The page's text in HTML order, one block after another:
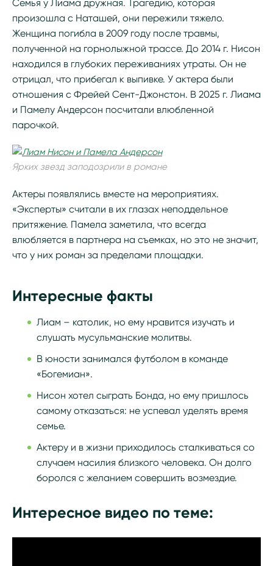
Семья у Лиама дружная. Трагедию, которая
произошла с Наташей, они пережили тяжело.
Женщина погибла в 2009 году после травмы,
полученной на горнолыжной трассе. До 2014 г. Нисон
находился в глубоких переживаниях утраты. Он не
отрицал, что прибегал к выпивке. У актера были
отношения с Фрейей Сент-Джонстон. В 2025 г. Лиама
и Памелу Андерсон посчитали влюбленной
парочкой.
Ярких звезд заподозрили в романе
Актеры появлялись вместе на мероприятиях.
«Эксперты» считали в их глазах неподдельное
притяжение. Памела заметила, что всегда
влюбляется в партнера на съемках, но это не значит,
что у них роман за пределами площадки.
Интересные факты
Лиам – католик, но ему нравится изучать и
слушать мусульманские молитвы.
В юности занимался футболом в команде
«Богемиан».
Нисон хотел сыграть Бонда, но ему пришлось
самому отказаться: не успевал уделять время
семье.
Актеру и в жизни приходилось сталкиваться со
случаем насилия близкого человека. Он долго
боролся с желанием совершить возмездие.
Интересное видео по теме: